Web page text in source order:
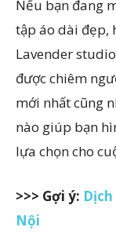
Nếu bạn đang
tập áo dài đẹp,
Lavender
được chiêm
mới nhất cũng
nào giúp bạn
lựa chọn cho
>>> Gợi ý:
Nội